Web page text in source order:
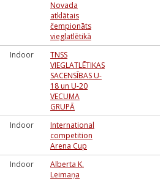
Novada
atklātais
čempionāts
vieglatlētikā
Indoor
TNSS
VIEGLATLĒTIKAS
SACENSĪBAS U-
18 un U-20
VECUMA
GRUPĀ
Indoor
International
competition
Arena Cup
Indoor
Alberta K.
Leimaņa